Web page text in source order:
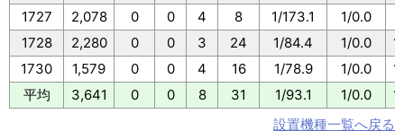
1727
2,078 0 0 4 8 1/173.1 1/0.0
1728
2,280 0 0 3 24 1/84.4 1/0.0
1730
1,579 0 0 4 16 1/78.9 1/0.0
平均
3,641 0 0 8 31 1/93.1 1/0.0
設置機種一覧へ戻る